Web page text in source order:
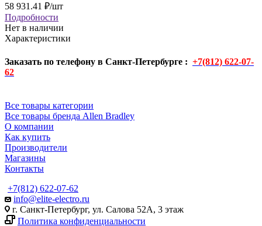
58 931.41 ₽/шт
Подробности
Нет в наличии
Характеристики
Заказать по телефону в Санкт-Петербурге : +7(812) 622-07-
62
Все товары категории
Все товары бренда Allen Bradley
О компании
Как купить
Производители
Магазины
Контакты
+7(812) 622-07-62
info@elite-electro.ru
г. Санкт-Петербург, ул. Салова 52А, 3 этаж
Политика конфиденциальности